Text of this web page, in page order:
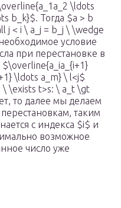
\ldots
b_k}$. Тогда $a > b
< i \ a_j = b_j \ \wedge
условие
при перестановке в
\ldots a_m} \ l<j$
\ \exists t>s: \ a_t \gt
то далее мы делаем
таким
с индекса $i$ и
возможное
число уже